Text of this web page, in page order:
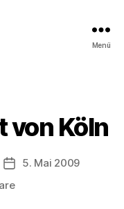
Menü
von Köln
Beitragsdatum
5. Mai 2009
zu